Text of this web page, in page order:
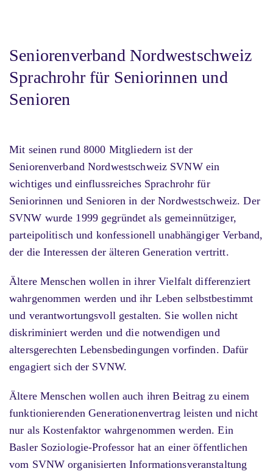
Seniorenverband Nordwestschweiz
Sprachrohr für Seniorinnen und
Senioren
Mit seinen rund 8000 Mitgliedern ist der
Seniorenverband Nordwestschweiz SVNW ein
wichtiges und einflussreiches Sprachrohr für
Seniorinnen und Senioren in der Nordwestschweiz. Der
SVNW wurde 1999 gegründet als gemeinnütziger,
parteipolitisch und konfessionell unabhängiger Verband,
der die Interessen der älteren Generation vertritt.
Ältere Menschen wollen in ihrer Vielfalt differenziert
wahrgenommen werden und ihr Leben selbstbestimmt
und verantwortungsvoll gestalten. Sie wollen nicht
diskriminiert werden und die notwendigen und
altersgerechten Lebensbedingungen vorfinden. Dafür
engagiert sich der SVNW.
Ältere Menschen wollen auch ihren Beitrag zu einem
funktionierenden Generationenvertrag leisten und nicht
nur als Kostenfaktor wahrgenommen werden. Ein
Basler Soziologie-Professor hat an einer öffentlichen
vom SVNW organisierten Informationsveranstaltung